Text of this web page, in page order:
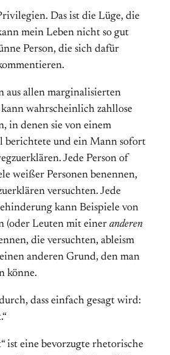
Das ist die Lüge, die
mein Leben nicht so gut
Person, die sich dafür
aus allen marginalisierten
kann wahrscheinlich zahllose
in denen sie von einem
berichtete und ein Mann sofort
Jede Person of
weißer Personen benennen,
versuchten. Jede
kann Beispiele von
(oder Leuten mit einer anderen
die versuchten, ableism
anderen Grund, den man
könne.
dass einfach gesagt wird:
ist eine bevorzugte rhetorische